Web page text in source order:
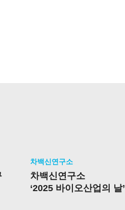
차백신연구소
차백신연구소
‘2025 바이오산업의 날’